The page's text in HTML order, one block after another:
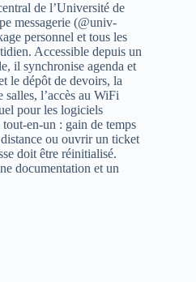
de l’Université de
messagerie (@univ-
personnel et tous les
Accessible depuis un
il synchronise agenda et
le dépôt de devoirs, la
l’accès au WiFi
pour les logiciels
tout-en-un : gain de temps
ou ouvrir un ticket
doit être réinitialisé.
documentation et un